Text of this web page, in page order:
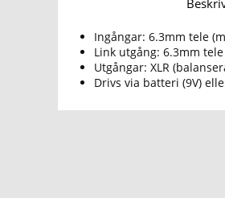
Ingångar: 6.3mm tele
Link utgång: 6.3mm tele
Utgångar: XLR
Drivs via batteri (9V)